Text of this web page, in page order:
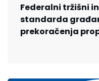
Federalni tržišni
standarda
prekoračenja